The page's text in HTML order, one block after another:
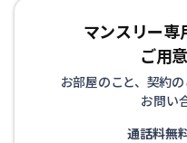
マンスリー専
ご用
お部屋のこと、契約
お問い
通話料無